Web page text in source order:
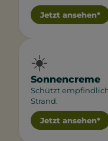
Jetzt ansehen*
☀️
Sonnencreme
Schützt
Strand.
Jetzt ansehen*